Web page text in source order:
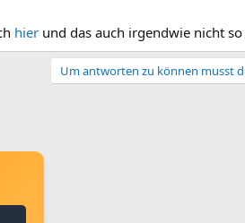
hier und das auch irgendwie nicht
Um antworten zu können musst